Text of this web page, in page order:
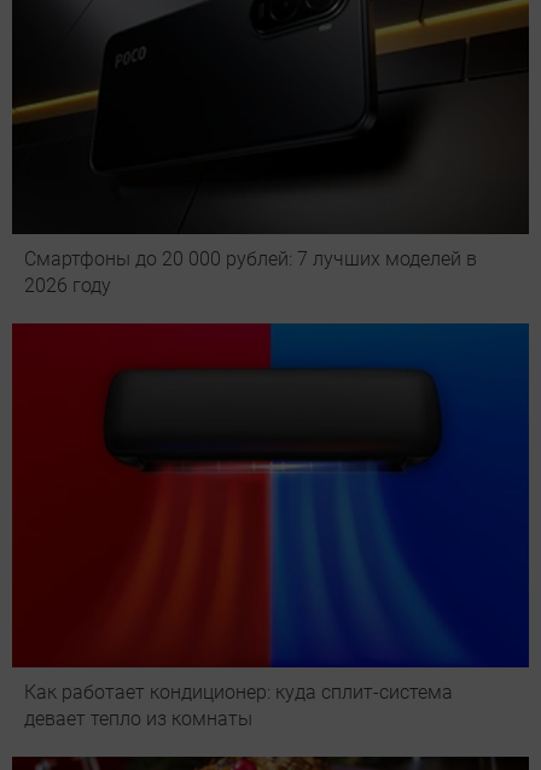
Смартфоны до 20 000 рублей: 7 лучших моделей в
2026 году
Как работает кондиционер: куда сплит-система
девает тепло из комнаты